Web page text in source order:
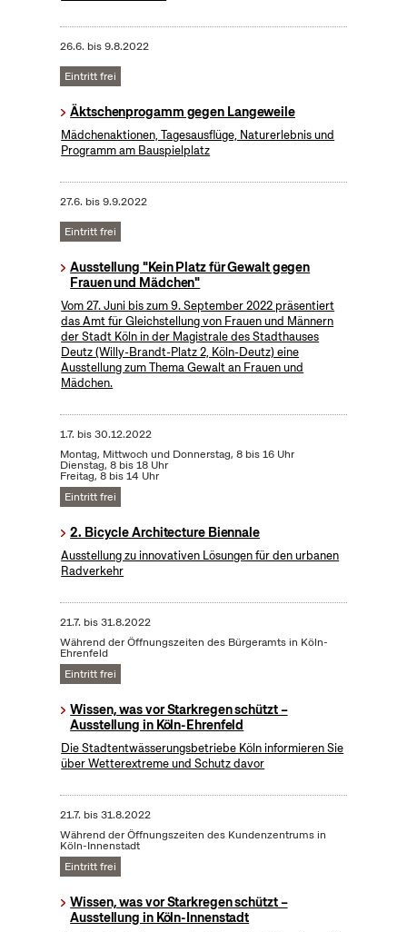
26.6. bis9.8.2022
Eintritt frei
Äktschenprogamm gegen Langeweile
Mädchenaktionen, Tagesausflüge, Naturerlebnis und
Programm am Bauspielplatz
27.6. bis9.9.2022
Eintritt frei
Ausstellung "Kein Platz für Gewalt gegen
Frauen und Mädchen"
Vom 27. Juni bis zum 9. September 2022 präsentiert
das Amt für Gleichstellung von Frauen und Männern
der Stadt Köln in der Magistrale des Stadthauses
Deutz (Willy-Brandt-Platz 2, Köln-Deutz) eine
Ausstellung zum Thema Gewalt an Frauen und
Mädchen.
1.7. bis30.12.2022
Montag, Mittwoch und Donnerstag, 8 bis 16 Uhr
Dienstag, 8 bis 18 Uhr
Freitag, 8 bis 14 Uhr
Eintritt frei
2. Bicycle Architecture Biennale
Ausstellung zu innovativen Lösungen für den urbanen
Radverkehr
21.7. bis31.8.2022
Während der Öffnungszeiten des Bürgeramts in Köln-
Ehrenfeld
Eintritt frei
Wissen, was vor Starkregen schützt –
Ausstellung in Köln-Ehrenfeld
Die Stadtentwässerungsbetriebe Köln informieren Sie
über Wetterextreme und Schutz davor
21.7. bis31.8.2022
Während der Öffnungszeiten des Kundenzentrums in
Köln-Innenstadt
Eintritt frei
Wissen, was vor Starkregen schützt –
Ausstellung in Köln-Innenstadt